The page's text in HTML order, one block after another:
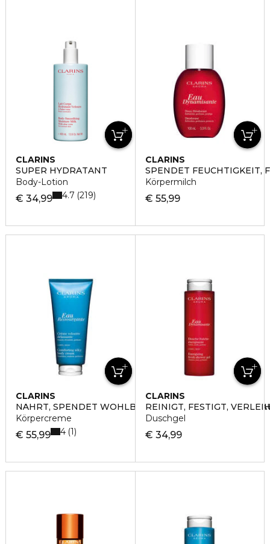
CLARINS
SUPER HYDRATANT
Body-Lotion
€ 34,99 4.7 219
CLARINS
SPENDET FEUCHTIGKEIT,
Körpermilch
€ 55,99
CLARINS
NÄHRT, SPENDET WOHLBEFINDEN, VERLEIHT DER
Körpercreme
€ 55,99 4 1
CLARINS
REINIGT, FESTIGT,
Duschgel
€ 34,99